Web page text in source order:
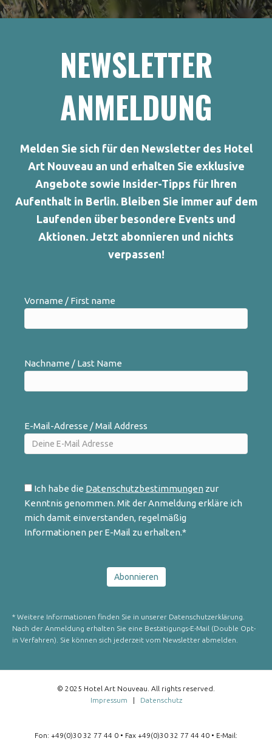
NEWSLETTER
ANMELDUNG
Melden Sie sich für den Newsletter des Hotel
Art Nouveau an und erhalten Sie exklusive
Angebote sowie Insider-Tipps für Ihren
Aufenthalt in Berlin. Bleiben Sie immer auf dem
Laufenden über besondere Events und
Aktionen. Jetzt abonnieren und nichts
verpassen!
Vorname / First name
Nachname / Last Name
E-Mail-Adresse / Mail Address
Ich habe die Datenschutzbestimmungen zur
Kenntnis genommen. Mit der Anmeldung erkläre ich
mich damit einverstanden, regelmäßig
Informationen per E-Mail zu erhalten.*
* Weitere Informationen finden Sie in unserer Datenschutzerklärung.
Nach der Anmeldung erhalten Sie eine Bestätigungs-E-Mail (Double Opt-
in Verfahren). Sie können sich jederzeit vom Newsletter abmelden.
© 2025 Hotel Art Nouveau. All rights reserved.
Impressum | Datenschutz
Fon: +49(0)30 32 77 44 0 • Fax +49(0)30 32 77 44 40 • E-Mail: